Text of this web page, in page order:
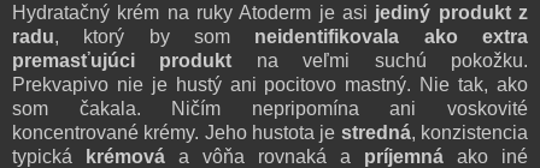
Hydratačný krém na ruky Atoderm je asi jediný produkt z
radu, ktorý by som neidentifikovala ako extra
premasťujúci produkt na veľmi suchú pokožku.
Prekvapivo nie je hustý ani pocitovo mastný. Nie tak, ako
som čakala. Ničím nepripomína ani voskovité
koncentrované krémy. Jeho hustota je stredná, konzistencia
typická
krémová a vôňa rovnaká a príjemná ako iné